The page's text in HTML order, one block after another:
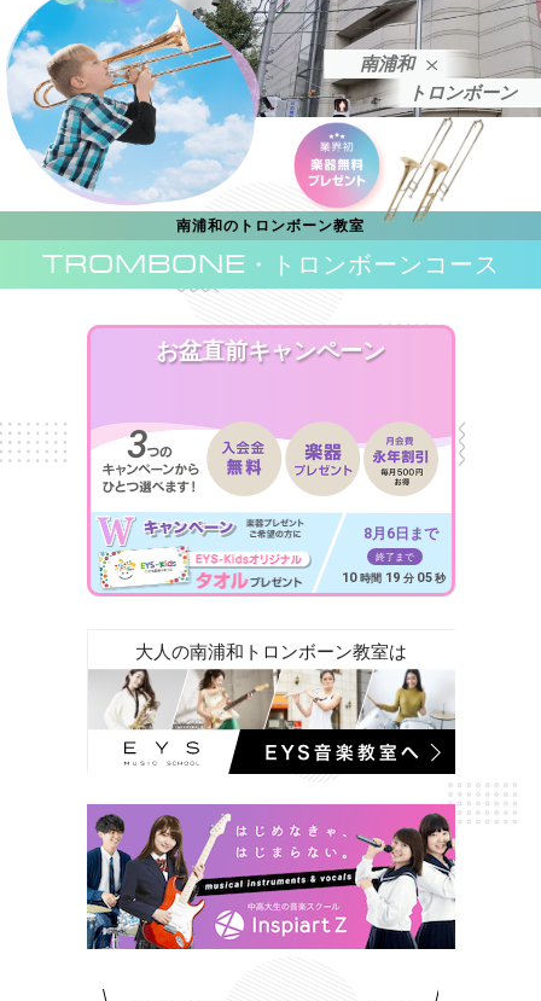
南浦和
トロンボーン
南浦和のトロンボーン教室
TROMBONE ・トロンボーンコース
お盆直前キャンペーン
8月6日まで
終了まで
10 時間 19 分 03 秒
大人の南浦和トロンボーン教室は